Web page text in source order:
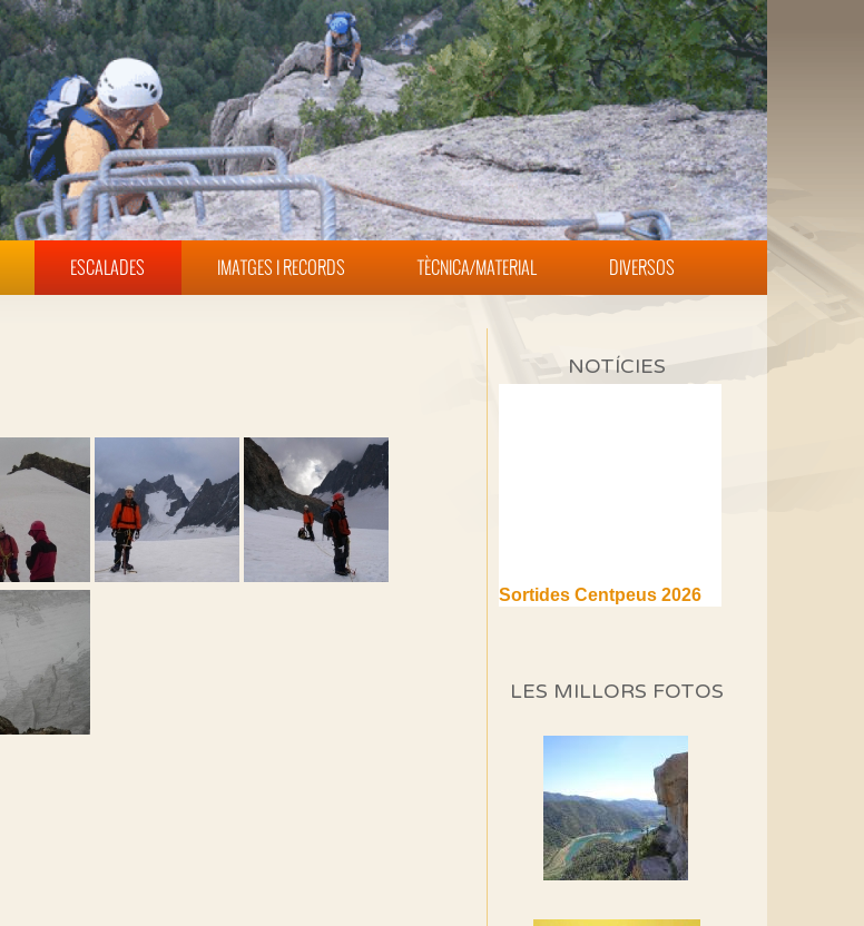
ESCALADES IMATGES I RECORDS TÈCNICA/MATERIAL DIVERSOS
NOTÍCIES
(1a part)
Si no podem caminar,
alguna cosa hem de fer...
Els Centpeus signen el
Manifest a favor dels
Camins Vells
LES MILLORS FOTOS